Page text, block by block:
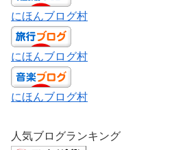
にほんブログ村
にほんブログ村
にほんブログ村
人気ブログランキング